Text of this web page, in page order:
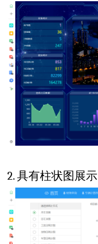
2.具有柱状图展示